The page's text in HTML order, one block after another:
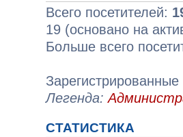
Всего посетителей:
19 (основано на
Больше всего
Легенда:
СТАТИСТИКА